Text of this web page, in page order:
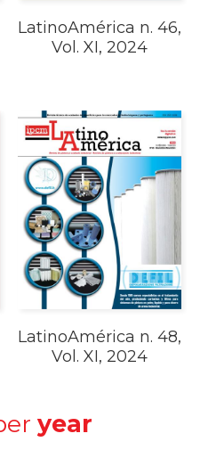
LatinoAmérica n. 46,
Vol. XI, 2024
LatinoAmérica n. 48,
Vol. XI, 2024
year